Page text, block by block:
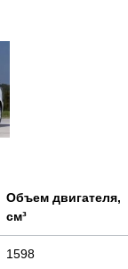
Объем двигателя,
см³
1598